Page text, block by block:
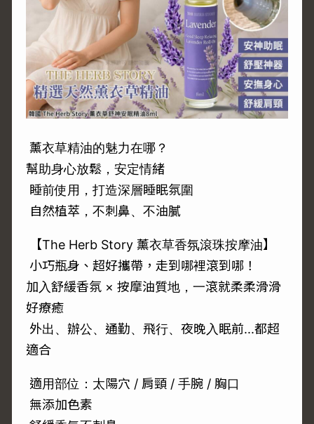
薰衣草精油的魅力在哪？
幫助身心放鬆，安定情緒
睡前使用，打造深層睡眠氛圍
自然植萃，不刺鼻、不油膩
【The Herb Story 薰衣草香氛滾珠按摩油】
小巧瓶身、超好攜帶，走到哪裡滾到哪！
加入舒緩香氛 × 按摩油質地，一滾就柔柔滑滑
好療癒
外出、辦公、通勤、飛行、夜晚入眠前...都超
適合
適用部位：太陽穴 / 肩頸 / 手腕 / 胸口
無添加色素